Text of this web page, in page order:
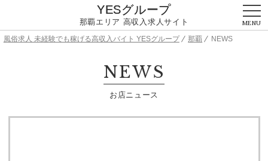
YESグループ
那覇エリア 高収入求人サイト
MENU
風俗求人 未経験でも稼げる高収入バイト YESグループ
那覇 NEWS
NEWS
お店ニュース